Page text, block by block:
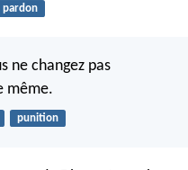
pardon
ne changez pas
même.
punition